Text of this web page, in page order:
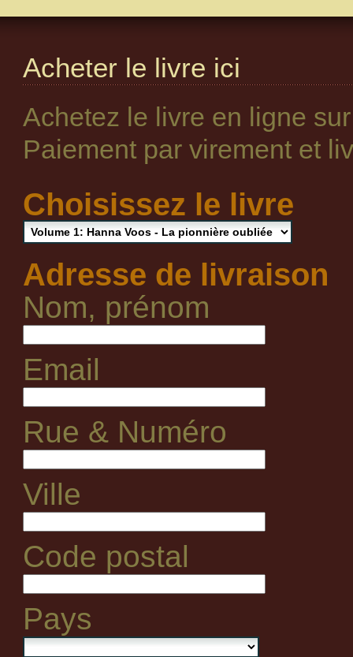
Acheter le livre ici
Achetez le livre en ligne
Paiement par virement et
Choisissez le livre
Adresse de livraison
Nom, prénom
Email
Rue & Numéro
Ville
Code postal
Pays